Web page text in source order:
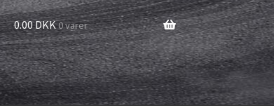
0.00 DKK0 varer